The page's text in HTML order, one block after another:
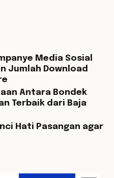
Media Sosial
Jumlah Download
Antara Bondek
Terbaik dari Baja
Hati Pasangan agar